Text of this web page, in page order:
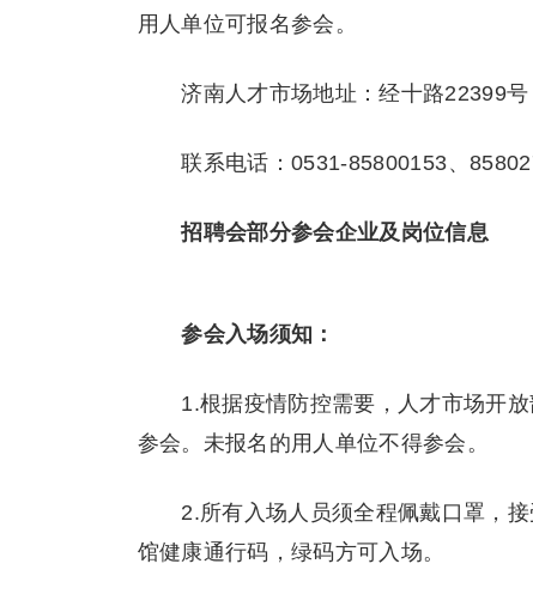
用人单位可报名参会。
济南人才市场地址：经十路22399号
联系电话：0531-85800153、
招聘会部分参会企业及岗位信息
参会入场须知：
1.根据疫情防控需要，人才市场开放
参会。未报名的用人单位不得参会。
2.所有入场人员须全程佩戴口罩，接
馆健康通行码，绿码方可入场。